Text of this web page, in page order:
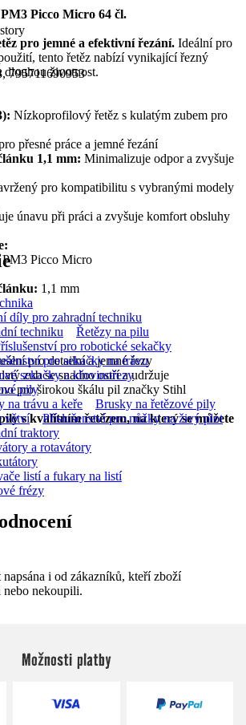
795711690953
Picco Micro 64 čl.
pro jemné a efektivní řezání. Ideální pro
tento řetěz nabízí vynikající řezný
dlouhou životnost.
Nízkoprofilový řetěz s kulatým zubem pro
přesné práce a jemné řezání
1,1 mm: Minimalizuje odpor a zvyšuje
pro kompatibilitu s vybranými modely
únavu při práci a zvyšuje komfort obsluhy
Picco Micro
1,1 mm
pro detailní a jemné řezy
zub se snadno ostří a udržuje
pro širokou škálu pil značky Stihl
s kvalitním řetězem, na který se můžete
díly pro zahradní techniku
techniku
Řetězy na pilu
pro robotické sekačky
pro sekačky na trávu
sekačky a křovinořezy
pily
na trávu a keře
Brusky na řetězové pily
větví
Příslušenství pro nůžky na živý plot
traktory
a rotavátory
listí a fukary na listí
frézy
i od zákazníků, kteří zboží
nebo nekoupili.
Možnosti platby